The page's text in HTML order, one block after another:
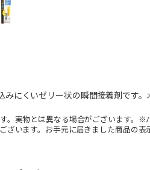
みにくいゼリー状の瞬間接着剤です
。実物とは異なる場合がございます。※
ざいます。お手元に届きました商品の表